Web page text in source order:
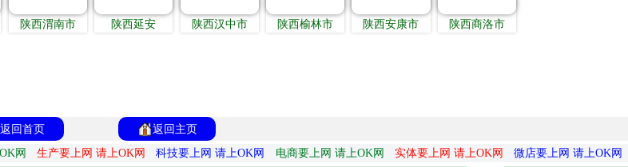
陕西渭南市 陕西延安 陕西汉中市 陕西榆林市 陕西安康市 陕西商洛市
返回首页
返回主页
网 生产要上网 请上OK网 科技要上网 请上OK网 电商要上网 请上OK网 实体要上网 请上OK网 微店要上网 请上OK网